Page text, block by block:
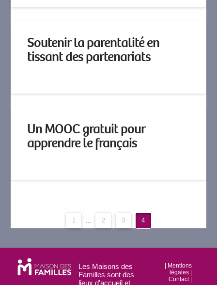
Soutenir la parentalité en
tissant des partenariats
Un MOOC gratuit pour
apprendre le français
1 2 3 4
Les Maisons des
Familles sont des
lieux d'accueil et
| Mentions
légales|
Contact|